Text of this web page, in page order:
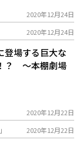
2020年12月24日
2020年12月24日
登場する巨大な
？ ～本棚劇場
2020年12月22日
2020年12月22日